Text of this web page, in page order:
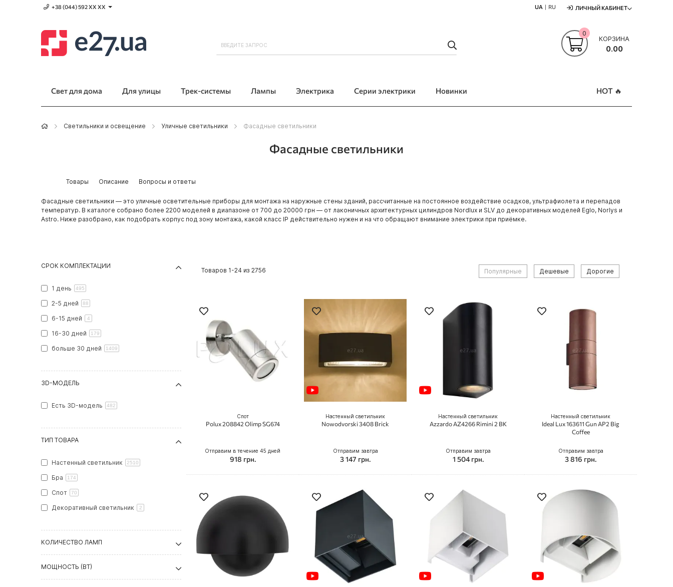
+38 (044) 592 XХ ХХ UA RU ЛИЧНЫЙ КАБИНЕТ
КОРЗИНА
0.00
0
Свет для дома Для улицы Трек-системы Лампы Электрика Серии электрики Новинки HOT 🔥
Светильники и освещение Уличные светильники Фасадные светильники
Фасадные светильники
Товары Описание Вопросы и ответы
Фасадные светильники — это уличные осветительные приборы для монтажа на наружные стены зданий, рассчитанные на постоянное воздействие осадков, ультрафиолета и перепадов
температур. В каталоге собрано более 2200 моделей в диапазоне от 700 до 20000 грн — от лаконичных архитектурных цилиндров Nordlux и SLV до декоративных моделей Eglo, Norlys и
Astro. Ниже разобрано, как подобрать корпус под зону монтажа, какой класс IP действительно нужен и на что обращают внимание электрики при приёмке.
Товаров 1-24 из 2756 Популярные Дешевые Дорогие
Спот
Polux 208842 Olimp SG674
Отправим в течение 45 дней
918 грн.
Настенный светильник
Nowodvorski 3408 Brick
Отправим завтра
3 147 грн.
Настенный светильник
Azzardo AZ4266 Rimini 2 BK
Отправим завтра
1 504 грн.
Настенный светильник
Ideal Lux 163611 Gun AP2 Big
Coffee
Отправим завтра
3 816 грн.
СРОК КОМПЛЕКТАЦИИ
1 день 495
2-5 дней 88
6-15 дней 4
16-30 дней 179
больше 30 дней 1409
3D-МОДЕЛЬ
Есть 3D-модель 482
ТИП ТОВАРА
Настенный светильник 2510
Бра 174
Спот 70
Декоративный светильник 2
КОЛИЧЕСТВО ЛАМП
МОЩНОСТЬ (ВТ)